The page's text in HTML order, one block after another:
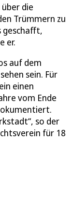
die
Trümmern zu
geschafft,
er.
auf dem
sein. Für
einen
vom Ende
so der
für 18